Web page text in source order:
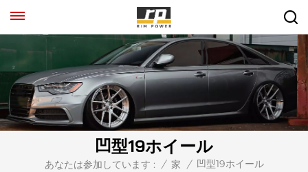
凹型19ホイール
あなたは参加しています : / 家 / 凹型19ホイール